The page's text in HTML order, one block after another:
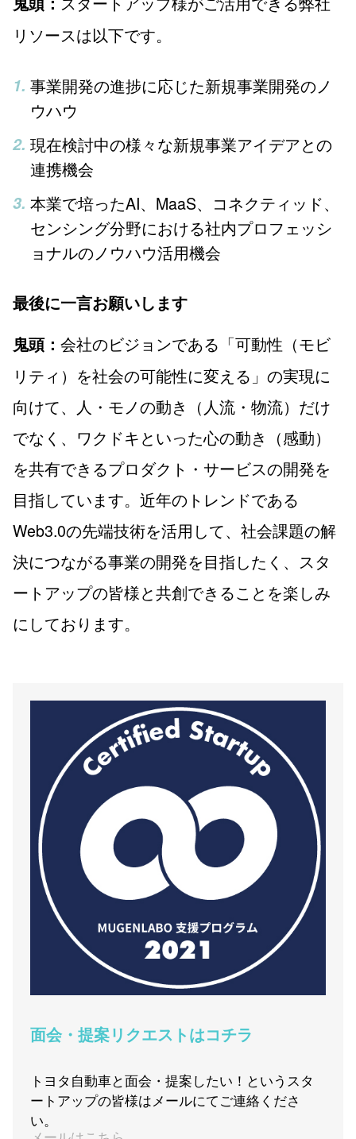
リソースは以下です。
事業開発の進捗に応じた新規事業開発のノ
ウハウ
現在検討中の様々な新規事業アイデアとの
連携機会
本業で培ったAI、MaaS、コネクティッド、
センシング分野における社内プロフェッシ
ョナルのノウハウ活用機会
最後に一言お願いします
鬼頭： 会社のビジョンである「可動性（モビ
リティ）を社会の可能性に変える」の実現に
向けて、人・モノの動き（人流・物流）だけ
でなく、ワクドキといった心の動き（感動）
を共有できるプロダクト・サービスの開発を
目指しています。近年のトレンドである
Web3.0の先端技術を活用して、社会課題の解
決につながる事業の開発を目指したく、スタ
ートアップの皆様と共創できることを楽しみ
にしております。
面会・提案リクエストはコチラ
トヨタ自動車と面会・提案したい！というスタ
ートアップの皆様はメールにてご連絡くださ
い。